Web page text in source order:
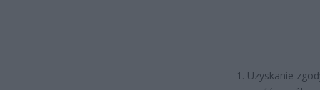
Uzyskanie